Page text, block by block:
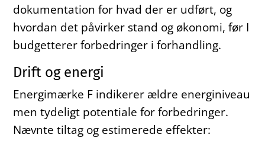
dokumentation for hvad der er udført, og
hvordan det påvirker stand og økonomi, før I
budgetterer forbedringer i forhandling.
Drift og energi
Energimærke F indikerer ældre energiniveau
men tydeligt potentiale for forbedringer.
Nævnte tiltag og estimerede effekter: